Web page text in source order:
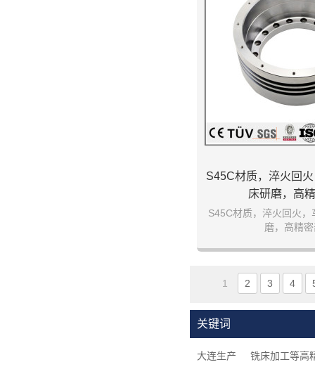
S45C材质，淬火回
床研磨，高
S45C材质，淬火回火
磨，高精
1 2 3 4
关键词
大连生产 铣床加工等高